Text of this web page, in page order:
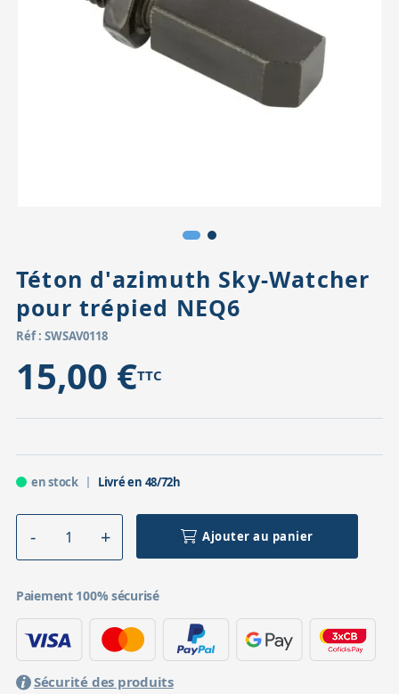
Accessoires pour montures
Têtes
Pièces détachées
Téton d'azimuth Sky-Watcher
pour trépied NEQ6
Réf : SWSAV0118
15,00 €TTC
en stock Livré en 48/72h
Ajouter au panier
Paiement 100% sécurisé
Sécurité des produits